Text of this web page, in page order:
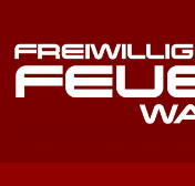
Inhalt
springen